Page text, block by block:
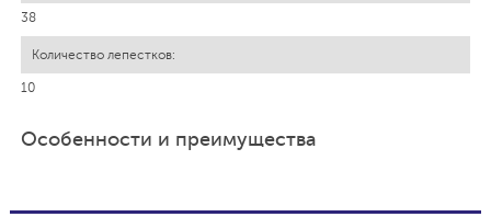
38
10
Особенности и преимущества